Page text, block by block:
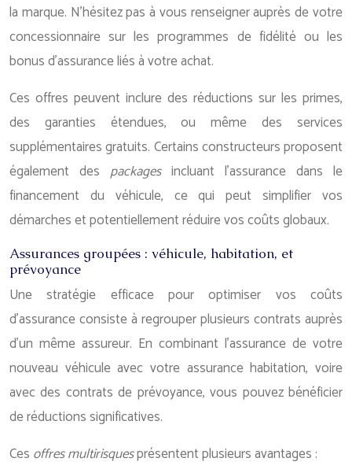
la marque. N’hésitez pas à vous renseigner auprès de votre
concessionnaire sur les programmes de fidélité ou les
bonus d’assurance liés à votre achat.
Ces offres peuvent inclure des réductions sur les primes,
des garanties étendues, ou même des services
supplémentaires gratuits. Certains constructeurs proposent
également des packages incluant l’assurance dans le
financement du véhicule, ce qui peut simplifier vos
démarches et potentiellement réduire vos coûts globaux.
Assurances groupées : véhicule, habitation, et
prévoyance
Une stratégie efficace pour optimiser vos coûts
d’assurance consiste à regrouper plusieurs contrats auprès
d’un même assureur. En combinant l’assurance de votre
nouveau véhicule avec votre assurance habitation, voire
avec des contrats de prévoyance, vous pouvez bénéficier
de réductions significatives.
Ces offres multirisquesprésentent plusieurs avantages :